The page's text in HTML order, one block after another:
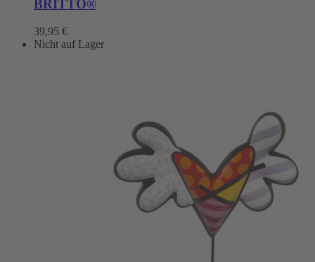
BRITTO®
39,95 €
Nicht auf Lager